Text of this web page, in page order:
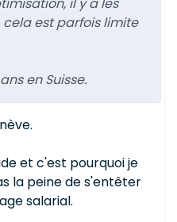
cela est parfois limite
en Suisse.
et c'est pourquoi je
la peine de s'entêter
salarial.